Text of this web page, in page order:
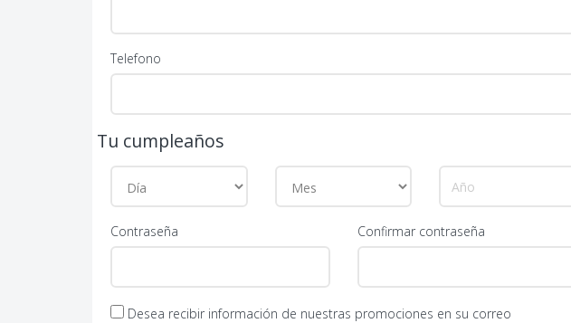
Telefono
Tu cumpleaños
Contraseña Confirmar contraseña
Desea recibir información de nuestras promociones en su correo